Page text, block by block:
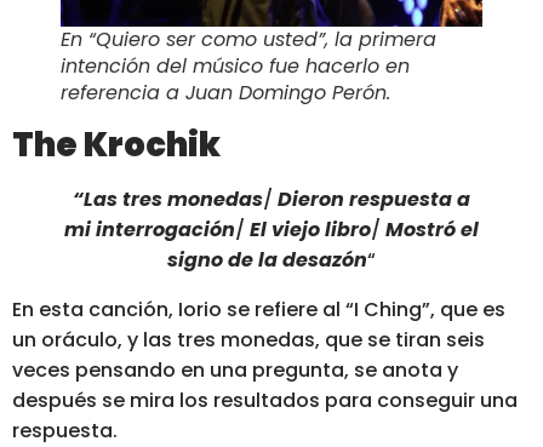
En “Quiero ser como usted”, la primera
intención del músico fue hacerlo en
referencia a Juan Domingo Perón.
The Krochik
“Las tres monedas/ Dieron respuesta a
mi interrogación/ El viejo libro/ Mostró el
signo de la desazón“
En esta canción, Iorio se refiere al “I Ching”, que es
un oráculo, y las tres monedas, que se tiran seis
veces pensando en una pregunta, se anota y
después se mira los resultados para conseguir una
respuesta.